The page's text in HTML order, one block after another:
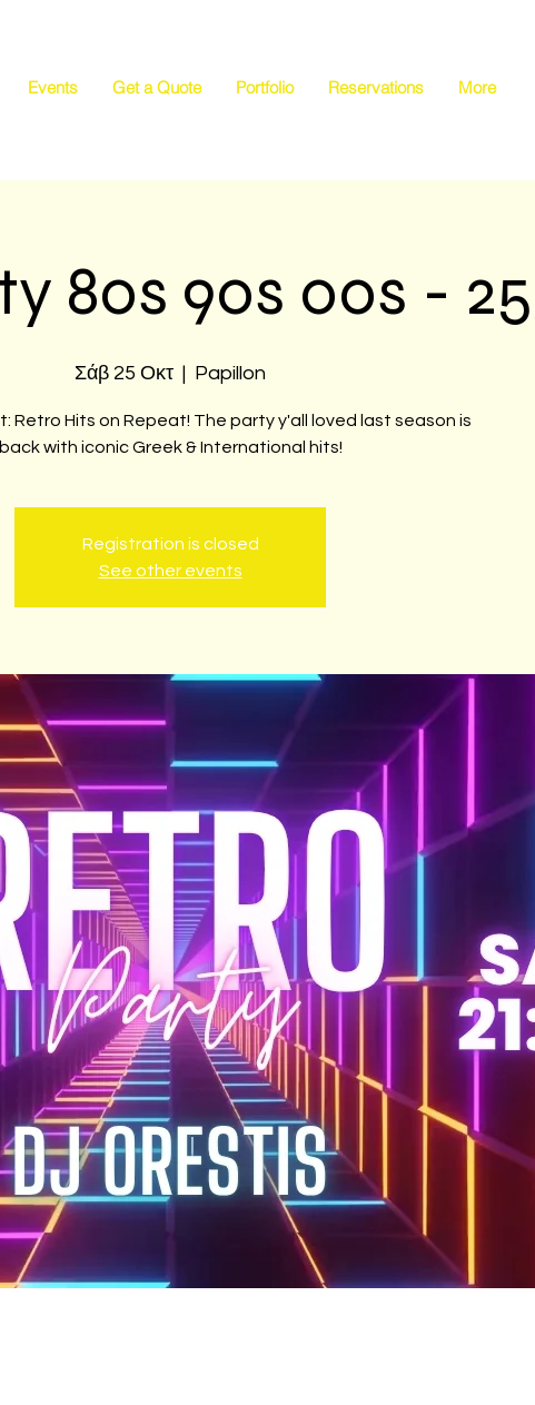
Events Get a Quote Portfolio Reservations More
80s 90s 00s -
Σάβ 25 Οκτ
  |
Papillon
Retro Hits on Repeat! The party y'all loved last season is
back with iconic Greek & International hits!
Registration is closed
See other events